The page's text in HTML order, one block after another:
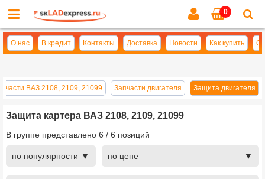
0
О нас В кредит Контакты Доставка Новости Как купить
ВАЗ 2108, 2109, 21099 Запчасти двигателя Защита двигателя
Защита картера ВАЗ 2108, 2109, 21099
В группе представлено 6 / 6 позиций
по популярности по цене